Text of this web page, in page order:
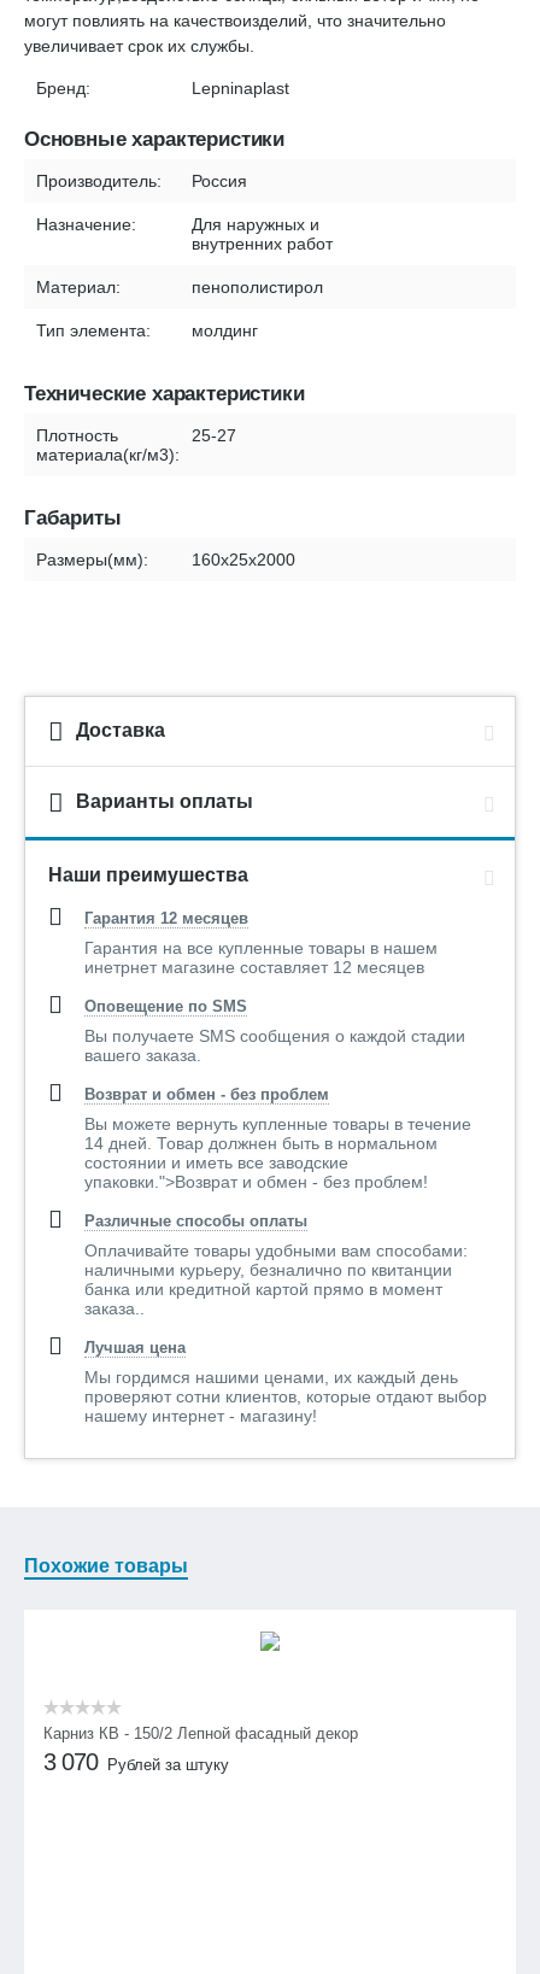
могут повлиять на качествоизделий, что значительно
увеличивает срок их службы.
Бренд: Lepninaplast
Основные характеристики
Производитель: Россия
Назначение:
Для наружных и
внутренних работ
Материал: пенополистирол
Тип элемента: молдинг
Технические характеристики
Плотность
материала(кг/м3):
25-27
Габариты
Размеры(мм): 160х25х2000
Доставка
Варианты оплаты
Наши преимушества
Гарантия 12 месяцев
Гарантия на все купленные товары в нашем
инетрнет магазине составляет 12 месяцев
Оповещение по SMS
Вы получаете SMS сообщения о каждой стадии
вашего заказа.
Возврат и обмен - без проблем
Вы можете вернуть купленные товары в течение
14 дней. Товар должнен быть в нормальном
состоянии и иметь все заводские
упаковки.">Возврат и обмен - без проблем!
Различные способы оплаты
Оплачивайте товары удобными вам способами:
наличными курьеру, безналично по квитанции
банка или кредитной картой прямо в момент
заказа..
Лучшая цена
Мы гордимся нашими ценами, их каждый день
проверяют сотни клиентов, которые отдают выбор
нашему интернет - магазину!
Похожие товары
Карниз КВ - 150/2 Лепной фасадный декор
3 070 Рублей за штуку